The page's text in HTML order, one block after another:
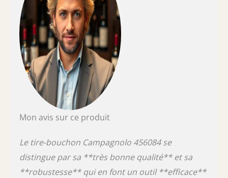
Mon avis sur ce produit
Le tire-bouchon Campagnolo 456084 se
distingue par sa **très bonne qualité** et sa
**robustesse** qui en font un outil **efficace**